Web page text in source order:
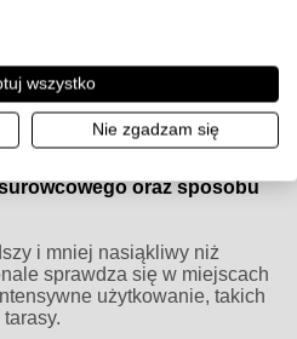
od ceramicznych?
od ceramicznych?
jak i ceramicznesą popularnym
jednak różnią się
oraz sposobu
i mniej nasiąkliwy niż
sprawdza się w miejscach
użytkowanie, takich
wszystko
Nie zgadzam się